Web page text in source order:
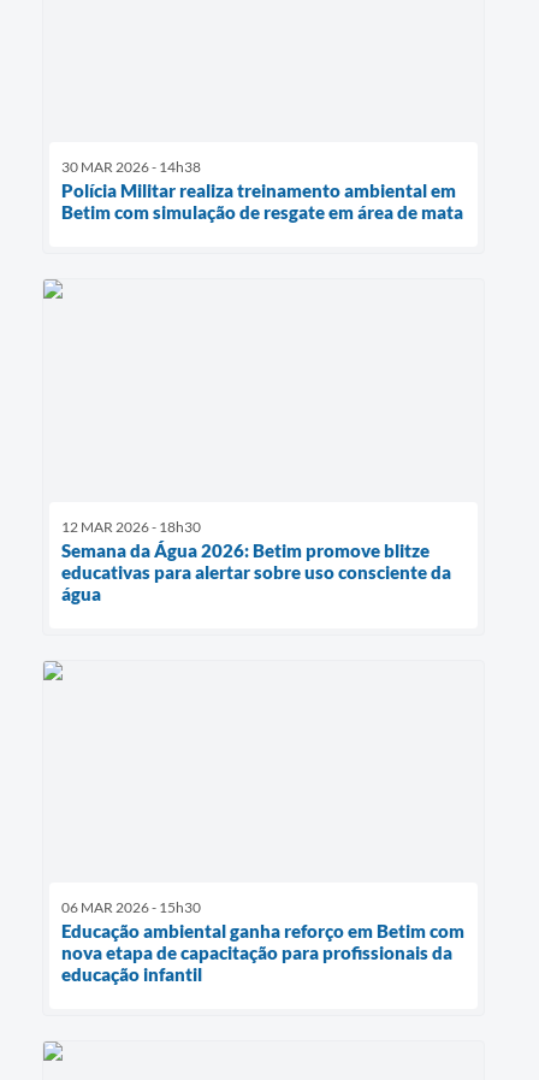
30 MAR 2026 - 14h38
Polícia Militar realiza treinamento ambiental em
Betim com simulação de resgate em área de mata
12 MAR 2026 - 18h30
Semana da Água 2026: Betim promove blitze
educativas para alertar sobre uso consciente da
água
06 MAR 2026 - 15h30
Educação ambiental ganha reforço em Betim com
nova etapa de capacitação para profissionais da
educação infantil